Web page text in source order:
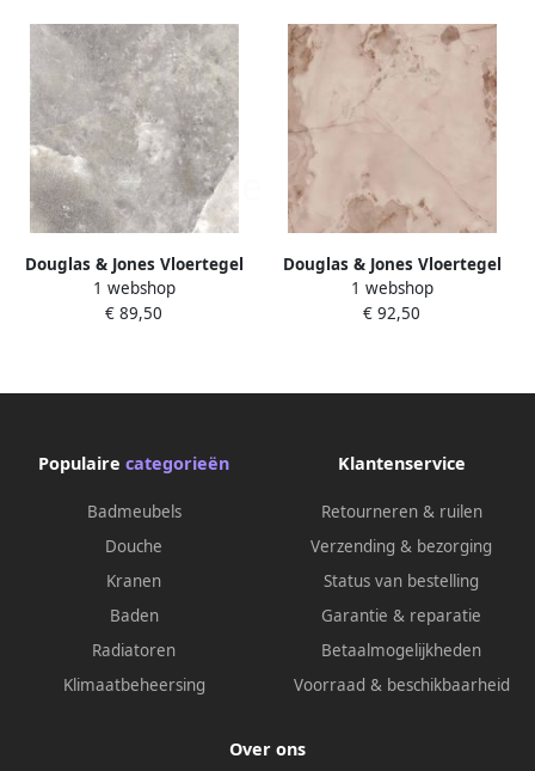
Douglas & Jones Vloertegel
Magnum 120x120 cm
Marmerlook Gerectificeerd 6
1 webshop
€ 89,50
Douglas & Jones Vloertegel
Magnum 120x120 cm
Marmerlook Gerectificeerd 6
1 webshop
€ 92,50
Populaire categorieën
Badmeubels
Douche
Kranen
Baden
Radiatoren
Klimaatbeheersing
Klantenservice
Retourneren & ruilen
Verzending & bezorging
Status van bestelling
Garantie & reparatie
Betaalmogelijkheden
Voorraad & beschikbaarheid
Over ons